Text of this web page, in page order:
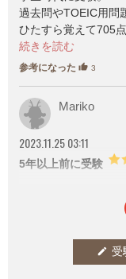
過去問やTOEIC用問
ひたすら覚えて705点
それ以上目指すには
力や耳を鍛える必要
参考になった thumb_up 3
Mariko
2023.11.25 03:11
5年以上前に受験
edit 受